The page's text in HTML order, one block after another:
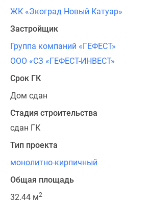
ЖК «Экоград Новый Катуар»
Застройщик
Группа компаний «ГЕФЕСТ»
ООО «СЗ «ГЕФЕСТ-ИНВЕСТ»
Срок ГК
Дом сдан
Стадия строительства
сдан ГК
Тип проекта
монолитно-кирпичный
Общая площадь
32.44 м2